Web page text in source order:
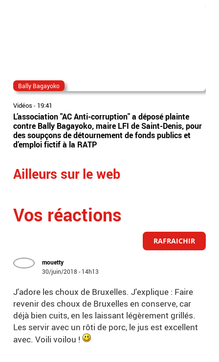
Bally Bagayoko
Vidéos - 19:41
L’association "AC Anti-corruption" a déposé plainte
contre Bally Bagayoko, maire LFI de Saint-Denis, pour
des soupçons de détournement de fonds publics et
d’emploi fictif à la RATP
Ailleurs sur le web
Vos réactions
RAFRAICHIR
mouetty
30/juin/2018 - 14h13
J'adore les choux de Bruxelles. J'explique : Faire
revenir des choux de Bruxelles en conserve, car
déjà bien cuits, en les laissant légèrement grillés.
Les servir avec un rôti de porc, le jus est excellent
avec. Voili voilou !